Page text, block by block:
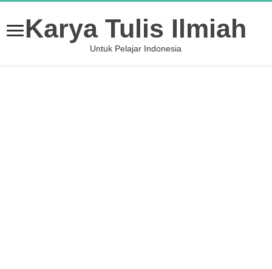
Karya Tulis Ilmiah
Untuk Pelajar Indonesia